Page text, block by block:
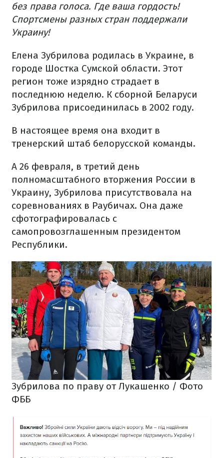
без права голоса. Где ваша гордость!
Спортсмены разных стран поддержали
Украину!
Елена Зубрилова родилась в Украине, в
городе Шостка Сумской области. Этот
регион тоже изрядно страдает в
последнюю неделю. К сборной Беларуси
Зубрилова присоединилась в 2002 году.
В настоящее время она входит в
тренерский штаб белорусской команды.
А 26 февраля, в третий день
полномасштабного вторжения России в
Украину, Зубрилова присутствовала на
соревнованиях в Раубичах. Она даже
сфотографировалась с
самопровозглашенным президентом
Республики.
Зубрилова по праву от Лукашенко / Фото
ФББ